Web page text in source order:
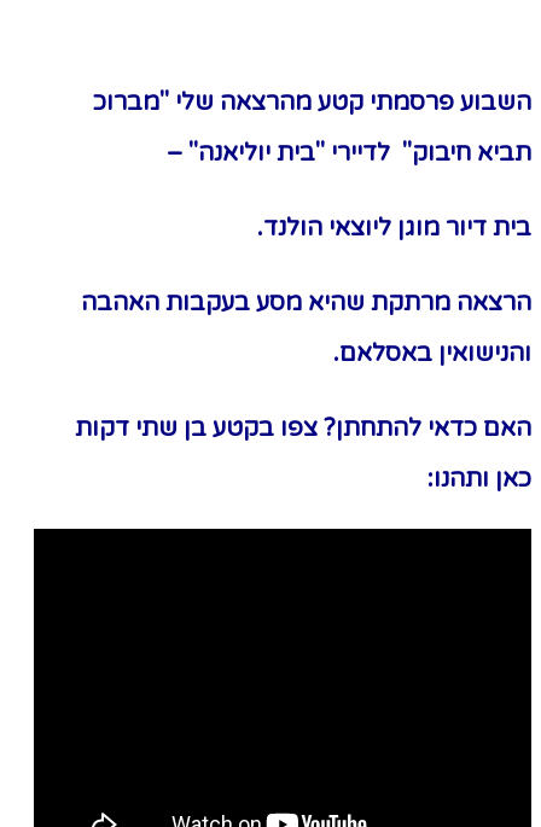
פרסמתי קטע מהרצאה שלי "מברוכ
חיבוק" לדיירי "בית יוליאנה" –
דיור מוגן ליוצאי הולנד.
מרתקת שהיא מסע בעקבות האהבה
באסלאם.
כדאי להתחתן? צפו בקטע בן שתי דקות
ותהנו: